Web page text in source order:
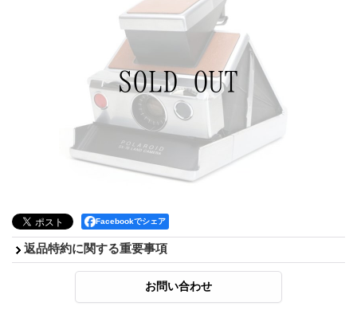
Facebookでシェア
返品特約に関する重要事項